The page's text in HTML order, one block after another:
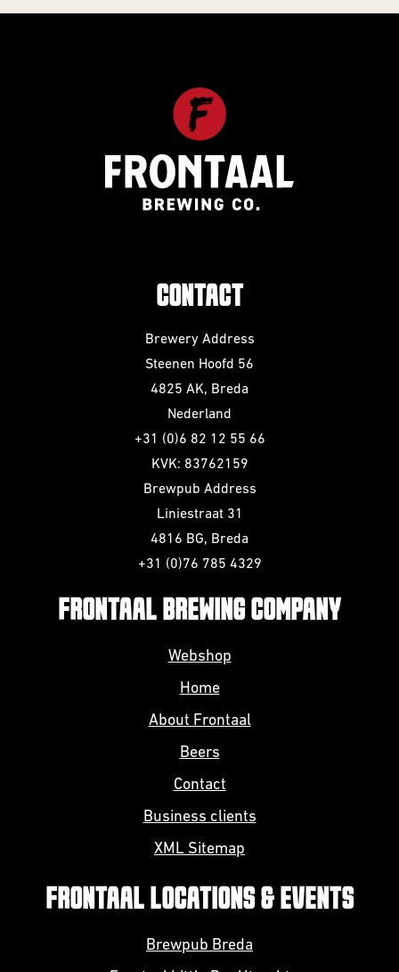
CONTACT
Brewery Address
Steenen Hoofd 56
4825 AK, Breda
Nederland
+31 (0)6 82 12 55 66
KVK: 83762159
Brewpub Address
Liniestraat 31
4816 BG, Breda
+31 (0)76 785 4329
FRONTAAL BREWING COMPANY
Webshop
Home
About Frontaal
Beers
Contact
Business clients
XML Sitemap
FRONTAAL LOCATIONS & EVENTS
Brewpub Breda